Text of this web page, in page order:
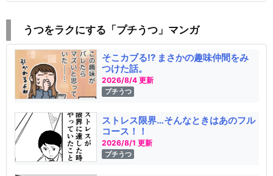
うつをラクにする「プチうつ」マンガ
そこカブる!? まさかの趣味仲間をみ
つけた話。
2026/8/4 更新
プチうつ
ストレス限界…そんなときはあのフル
コース！！
2026/8/1 更新
プチうつ